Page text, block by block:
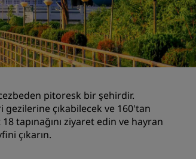
Rad Pets
Düğün mekanları
Sürdürülebilir konaklamalar
Spor takımı konaklamaları
Şehir merkezi otelleri
Blogumuzu ziyaret edin
pitoresk bir şehirdir.
gezilerine çıkabilecek ve 160'tan
tapınağını ziyaret edin ve hayran
çıkarın.